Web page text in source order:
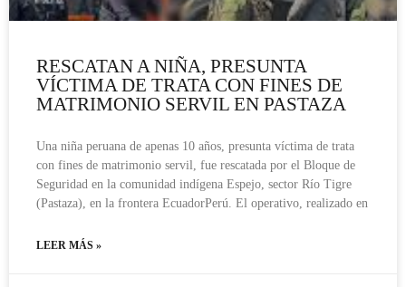
RESCATAN A NIÑA, PRESUNTA
VÍCTIMA DE TRATA CON FINES DE
MATRIMONIO SERVIL EN PASTAZA
Una niña peruana de apenas 10 años, presunta víctima de trata
con fines de matrimonio servil, fue rescatada por el Bloque de
Seguridad en la comunidad indígena Espejo, sector Río Tigre
(Pastaza), en la frontera EcuadorPerú. El operativo, realizado en
LEER MÁS »